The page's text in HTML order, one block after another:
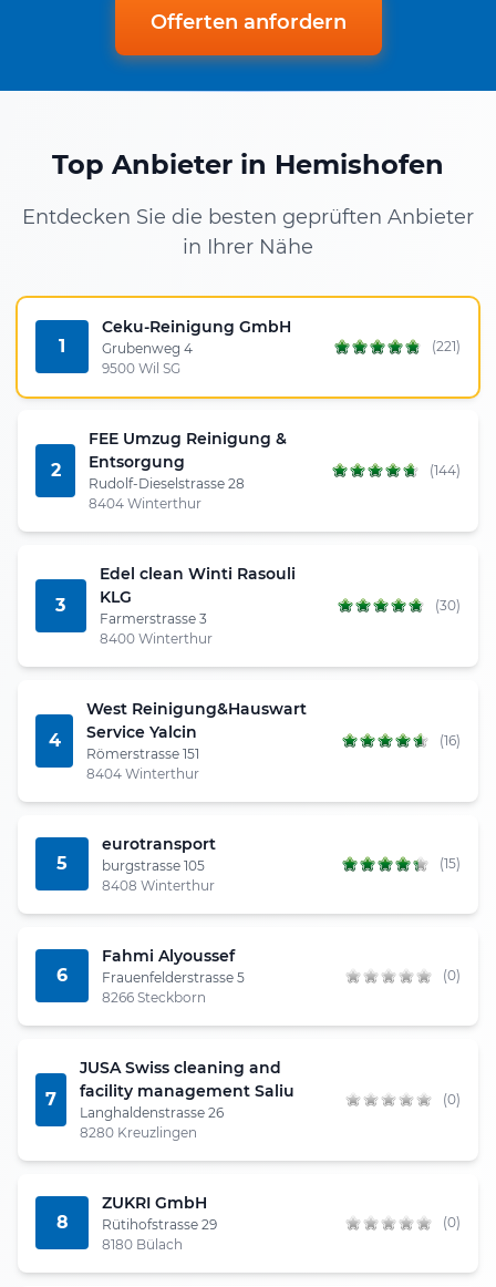
Offerten anfordern
Top Anbieter in Hemishofen
Entdecken Sie die besten geprüften Anbieter
in Ihrer Nähe
1
Ceku-Reinigung GmbH
Grubenweg 4
9500 Wil SG
(221)
2
FEE Umzug Reinigung &
Entsorgung
Rudolf-Dieselstrasse 28
8404 Winterthur
(144)
3
Edel clean Winti Rasouli
KLG
Farmerstrasse 3
8400 Winterthur
(30)
4
West Reinigung&Hauswart
Service Yalcin
Römerstrasse 151
8404 Winterthur
(16)
5
eurotransport
burgstrasse 105
8408 Winterthur
(15)
6
Fahmi Alyoussef
Frauenfelderstrasse 5
8266 Steckborn
(0)
7
JUSA Swiss cleaning and
facility management Saliu
Langhaldenstrasse 26
8280 Kreuzlingen
(0)
8
ZUKRI GmbH
Rütihofstrasse 29
8180 Bülach
(0)